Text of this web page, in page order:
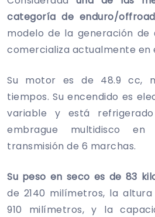
categoría de enduro/offroad
modelo de la generación de
comercializa actualmente en
Su motor es de 48.9 cc,
tiempos. Su encendido es
variable y está
embrague multidisco
transmisión de 6 marchas.
Su peso en seco es de 83
de 2140 milímetros, la
910 milímetros, y la